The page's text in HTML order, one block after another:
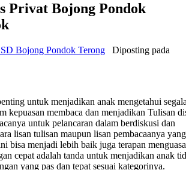
Privat Bojong Pondok
Bojong Pondok Terong
Diposting pada
untuk menjadikan anak mengetahui
kepuasan membaca dan menjadikan Tulisan
untuk pelancaran dalam berdiskusi dan
lisan tulisan maupun lisan pembacaanya yang
bisa menjadi lebih baik juga terapan
cepat adalah tanda untuk menjadikan anak
yang pas dan tepat sesuai kategorinya.